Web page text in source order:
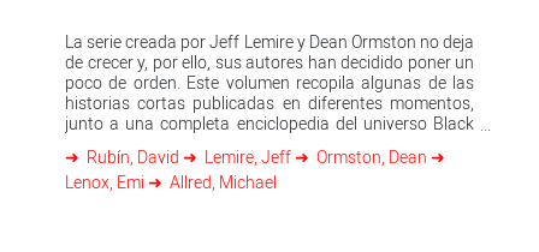
La serie creada por Jeff Lemire y Dean Ormston no deja
de crecer y, por ello, sus autores han decidido poner un
poco de orden. Este volumen recopila algunas de las
historias cortas publicadas en diferentes momentos,
junto a una completa enciclopedia del universo Black
veinte dibujantes, destacan nombres como Emi Lenox,
quien ilustra la historia de Cthu-Louise, una
Rubín, David Lemire, Jeff
Ormston, Dean
Lenox, Emi
Allred, Michael